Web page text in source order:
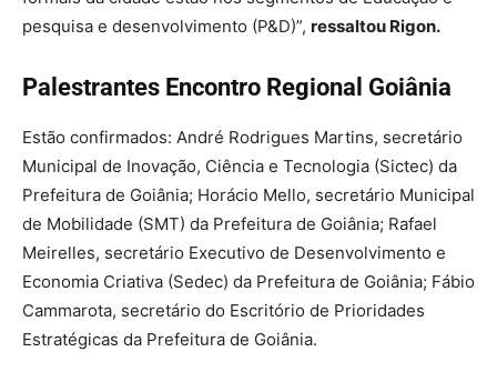
pesquisa e desenvolvimento (P&D)”, ressaltou Rigon.
Palestrantes Encontro Regional Goiânia
Estão confirmados: André Rodrigues Martins, secretário
Municipal de Inovação, Ciência e Tecnologia (Sictec) da
Prefeitura de Goiânia; Horácio Mello, secretário Municipal
de Mobilidade (SMT) da Prefeitura de Goiânia; Rafael
Meirelles, secretário Executivo de Desenvolvimento e
Economia Criativa (Sedec) da Prefeitura de Goiânia; Fábio
Cammarota, secretário do Escritório de Prioridades
Estratégicas da Prefeitura de Goiânia.